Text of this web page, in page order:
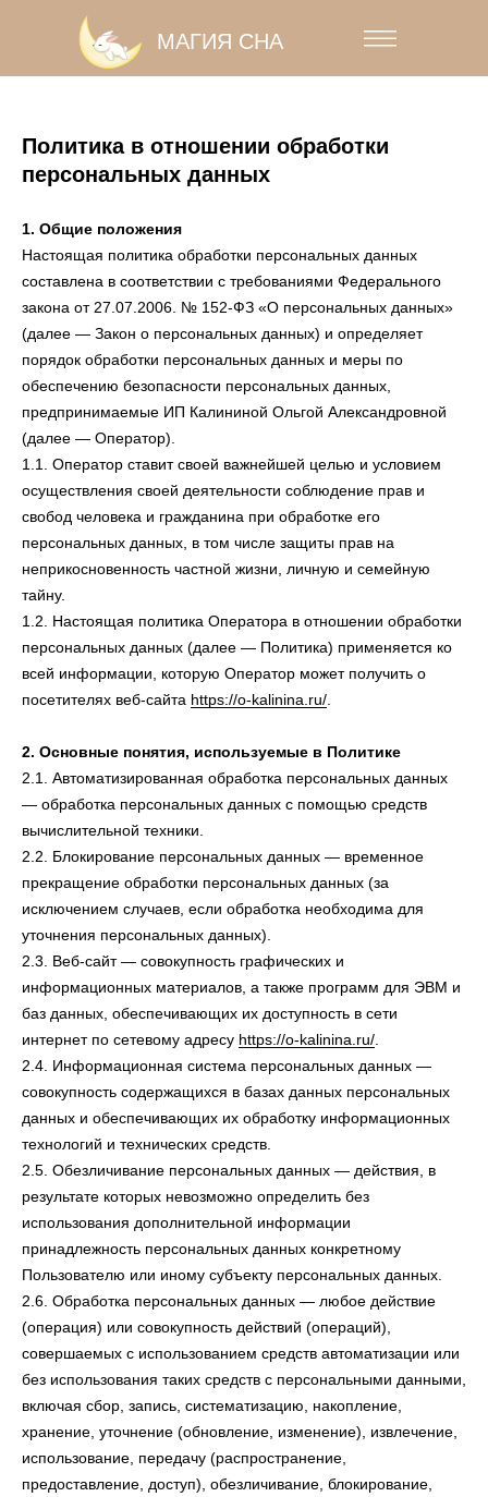
МАГИЯ СНА
Error get alias
Error get alias
Политика в отношении обработки
персональных данных
1. Общие положения
Настоящая политика обработки персональных данных
составлена в соответствии с требованиями Федерального
закона от 27.07.2006. № 152-ФЗ «О персональных данных»
(далее — Закон о персональных данных) и определяет
порядок обработки персональных данных и меры по
обеспечению безопасности персональных данных,
предпринимаемые ИП Калининой Ольгой Александровной
(далее — Оператор).
1.1. Оператор ставит своей важнейшей целью и условием
осуществления своей деятельности соблюдение прав и
свобод человека и гражданина при обработке его
персональных данных, в том числе защиты прав на
неприкосновенность частной жизни, личную и семейную
тайну.
1.2. Настоящая политика Оператора в отношении обработки
персональных данных (далее — Политика) применяется ко
всей информации, которую Оператор может получить о
посетителях веб-сайта https://o-kalinina.ru/
2. Основные понятия, используемые в Политике
2.1. Автоматизированная обработка персональных данных
— обработка персональных данных с помощью средств
вычислительной техники.
2.2. Блокирование персональных данных — временное
прекращение обработки персональных данных (за
исключением случаев, если обработка необходима для
уточнения персональных данных).
2.3. Веб-сайт — совокупность графических и
информационных материалов, а также программ для ЭВМ и
баз данных, обеспечивающих их доступность в сети
интернет по сетевому адресу https://o-kalinina.ru/
2.4. Информационная система персональных данных —
совокупность содержащихся в базах данных персональных
данных и обеспечивающих их обработку информационных
технологий и технических средств.
2.5. Обезличивание персональных данных — действия, в
результате которых невозможно определить без
использования дополнительной информации
принадлежность персональных данных конкретному
Пользователю или иному субъекту персональных данных.
2.6. Обработка персональных данных — любое действие
(операция) или совокупность действий (операций),
совершаемых с использованием средств автоматизации или
без использования таких средств с персональными данными,
включая сбор, запись, систематизацию, накопление,
хранение, уточнение (обновление, изменение), извлечение,
использование, передачу (распространение,
предоставление, доступ), обезличивание, блокирование,